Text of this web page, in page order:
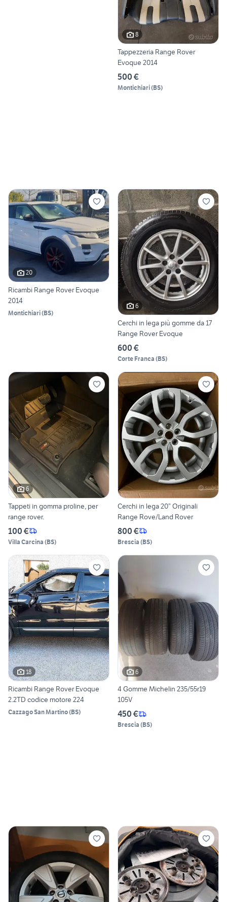
8
Tappezzeria Range Rover
Evoque 2014
500 €
Montichiari(BS)
20
Ricambi Range Rover Evoque
2014
Montichiari(BS)
6
Cerchi in lega più gomme da 17
Range Rover Evoque
600 €
Corte Franca (BS)
6
Tappeti in gomma proline, per
range rover.
100 €
Villa Carcina (BS)
Cerchi in lega 20” Originali
Range Rove/Land Rover
800 €
Brescia (BS)
18
Ricambi Range Rover Evoque
2.2TD codice motore 224
Cazzago San Martino(BS)
6
4 Gomme Michelin 235/55r19
105V
450 €
Brescia (BS)